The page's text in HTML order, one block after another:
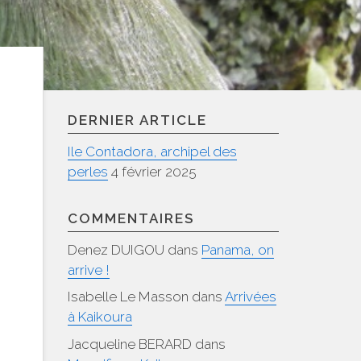
DERNIER ARTICLE
Ile Contadora, archipel des
perles 4 février 2025
COMMENTAIRES
Denez DUIGOU dans Panama, on
arrive !
Isabelle Le Masson dans Arrivées
à Kaikoura
Jacqueline BERARD dans